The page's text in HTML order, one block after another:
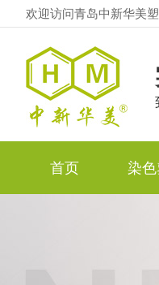
欢迎访问青岛中新华美
首页 染